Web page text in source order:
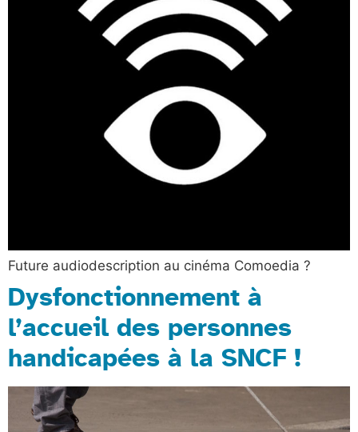
Future audiodescription au cinéma Comoedia ?
Dysfonctionnement à
l’accueil des personnes
handicapées à la SNCF !